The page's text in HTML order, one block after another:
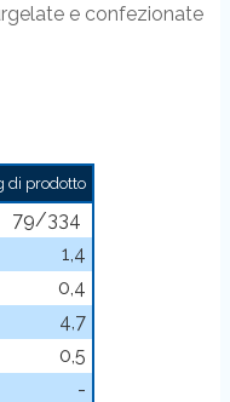
e confezionate
di prodotto
79/334
1,4
0,4
4,7
0,5
-